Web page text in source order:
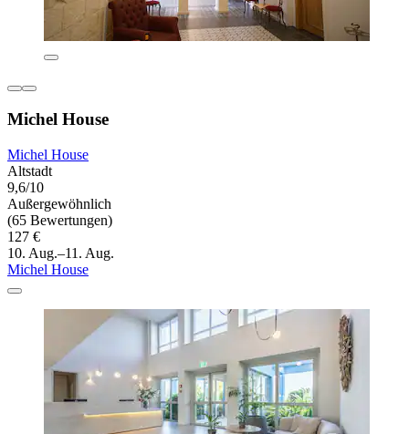
Michel House
Michel House
Altstadt
9,6/10
Außergewöhnlich
(65 Bewertungen)
127 €
10. Aug.–11. Aug.
Michel House